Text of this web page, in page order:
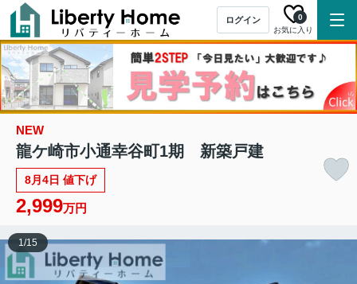
ログイン
お気に入り
0
NEW
龍ケ崎市小通幸谷町1期 新築戸建
8月4日 値下げ
2,999万円
1 /15